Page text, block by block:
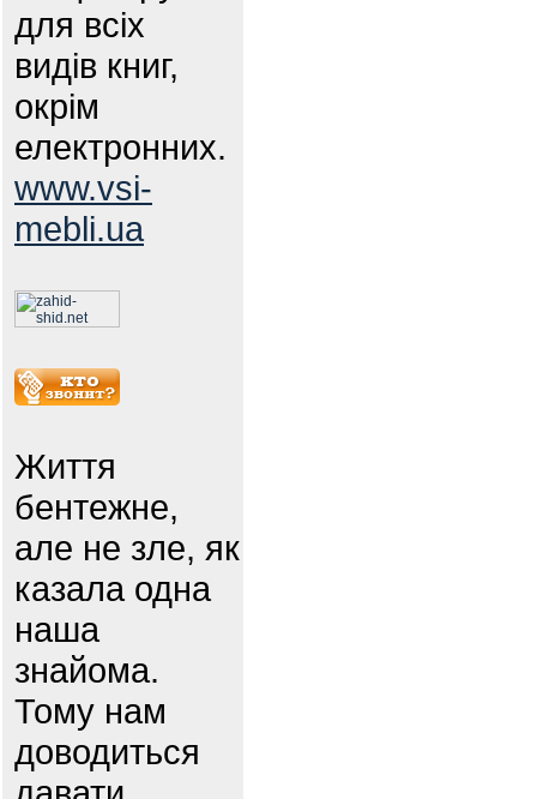
для всіх
видів книг,
окрім
електронних.
www.vsi-
mebli.ua
Життя
бентежне,
але не зле, як
казала одна
наша
знайома.
Тому нам
доводиться